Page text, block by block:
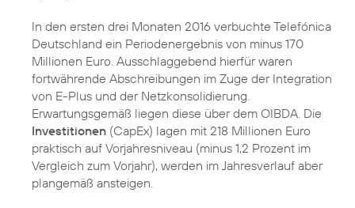
In den ersten drei Monaten 2016 verbuchte Telefónica
Deutschland ein Periodenergebnis von minus 170
Millionen Euro. Ausschlaggebend hierfür waren
fortwährende Abschreibungen im Zuge der Integration
von E-Plus und der Netzkonsolidierung.
Erwartungsgemäß liegen diese über dem OIBDA. Die
Investitionen (CapEx) lagen mit 218 Millionen Euro
praktisch auf Vorjahresniveau (minus 1,2 Prozent im
Vergleich zum Vorjahr), werden im Jahresverlauf aber
plangemäß ansteigen.